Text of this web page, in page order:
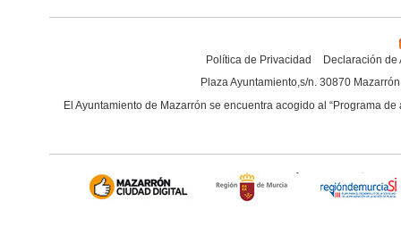
Política de Privacidad
Declaración de
Plaza Ayuntamiento,s/n. 30870
El Ayuntamiento de Mazarrón se encuentra acogido al “Programa de